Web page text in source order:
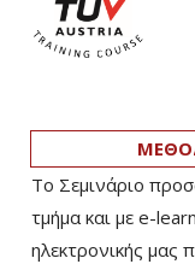
Το Σεμινάριο
τμήμα και με e-
ηλεκτρονικής μας